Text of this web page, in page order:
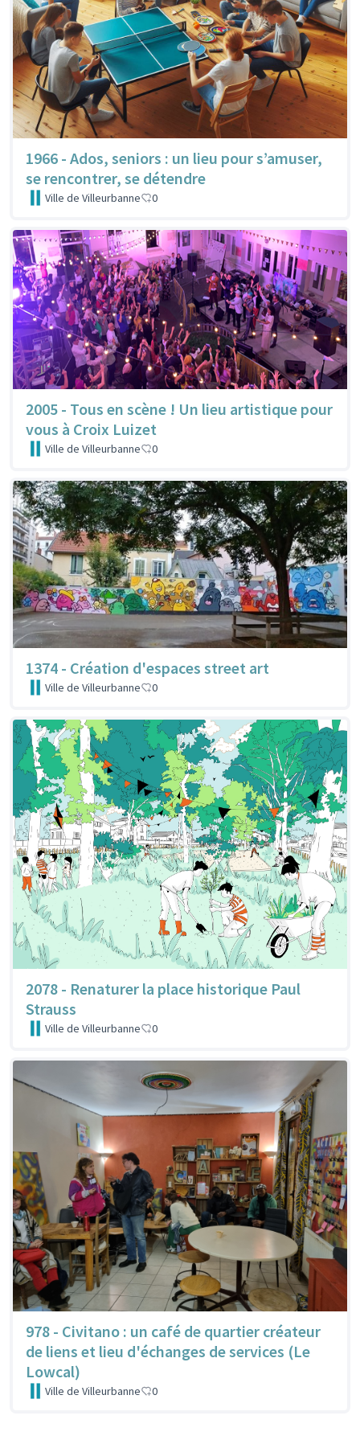
1966 - Ados, seniors : un lieu pour s’amuser,
se rencontrer, se détendre
Ville de Villeurbanne 0
2005 - Tous en scène ! Un lieu artistique pour
vous à Croix Luizet
Ville de Villeurbanne 0
1374 - Création d'espaces street art
Ville de Villeurbanne 0
2078 - Renaturer la place historique Paul
Strauss
Ville de Villeurbanne 0
978 - Civitano : un café de quartier créateur
de liens et lieu d'échanges de services (Le
Lowcal)
Ville de Villeurbanne 0